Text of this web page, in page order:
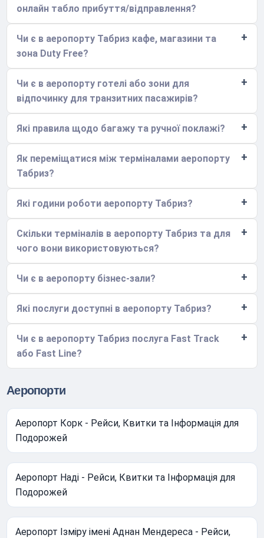
онлайн табло прибуття/відправлення?
Чи є в аеропорту Табриз кафе, магазини та
зона Duty Free?
Чи є в аеропорту готелі або зони для
відпочинку для транзитних пасажирів?
Які правила щодо багажу та ручної поклажі?
Як переміщатися між терміналами аеропорту
Табриз?
Які години роботи аеропорту Табриз?
Скільки терміналів в аеропорту Табриз та для
чого вони використовуються?
Чи є в аеропорту бізнес-зали?
Які послуги доступні в аеропорту Табриз?
Чи є в аеропорту Табриз послуга Fast Track
або Fast Line?
Аеропорти
Аеропорт Корк - Рейси, Квитки та Інформація для
Подорожей
Аеропорт Наді - Рейси, Квитки та Інформація для
Подорожей
Аеропорт Ізміру імені Аднан Мендереса - Рейси,